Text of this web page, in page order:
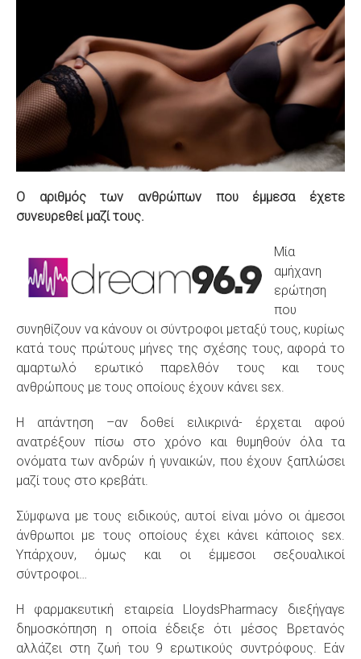
Ο αριθμός των ανθρώπων που έμμεσα έχετε
συνευρεθεί μαζί τους.
Μία
αμήχανη
ερώτηση
που
συνηθίζουν να κάνουν οι σύντροφοι μεταξύ τους, κυρίως
κατά τους πρώτους μήνες της σχέσης τους, αφορά το
αμαρτωλό ερωτικό παρελθόν τους και τους
ανθρώπους με τους οποίους έχουν κάνει sεx.
Η απάντηση –αν δοθεί ειλικρινά- έρχεται αφού
ανατρέξουν πίσω στο χρόνο και θυμηθούν όλα τα
ονόματα των ανδρών ή γυναικών, που έχουν ξαπλώσει
μαζί τους στο κρεβάτι.
Σύμφωνα με τους ειδικούς, αυτοί είναι μόνο οι άμεσοι
άνθρωποι με τους οποίους έχει κάνει κάποιος sεx.
Υπάρχουν, όμως και οι έμμεσοι σεξουαλικοί
σύντροφοι…
Η φαρμακευτική εταιρεία LloydsPharmacy διεξήγαγε
δημοσκόπηση η οποία έδειξε ότι μέσος Βρετανός
αλλάζει στη ζωή του 9 ερωτικούς συντρόφους. Εάν